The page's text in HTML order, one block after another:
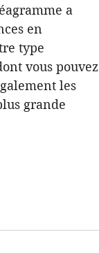
a
en
type
vous pouvez
les
grande